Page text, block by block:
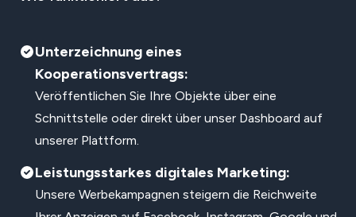
Unterzeichnung eines
Kooperationsvertrags:
Veröffentlichen Sie Ihre Objekte über eine
Schnittstelle oder direkt über unser Dashboard auf
unserer Plattform.
Leistungsstarkes digitales Marketing:
Unsere Werbekampagnen steigern die Reichweite